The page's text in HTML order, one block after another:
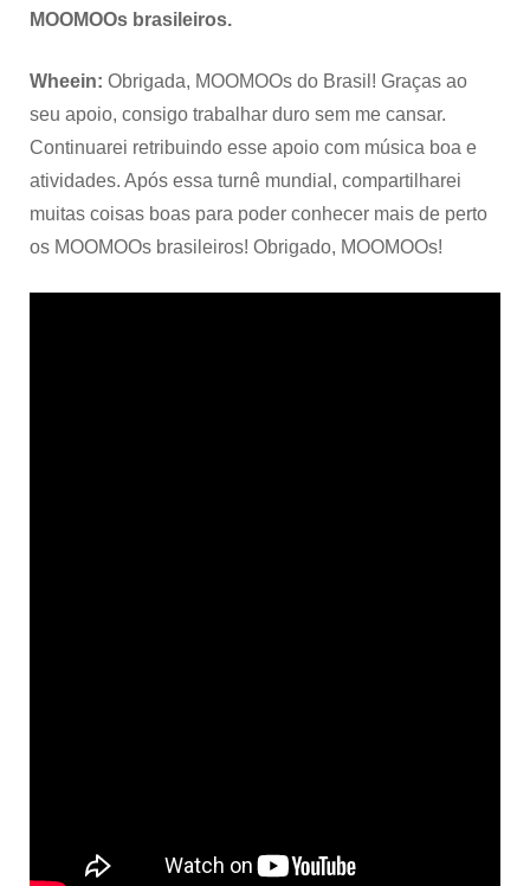
MOOMOOs brasileiros.
Wheein: Obrigada, MOOMOOs do Brasil! Graças ao
seu apoio, consigo trabalhar duro sem me cansar.
Continuarei retribuindo esse apoio com música boa e
atividades. Após essa turnê mundial, compartilharei
muitas coisas boas para poder conhecer mais de perto
os MOOMOOs brasileiros! Obrigado, MOOMOOs!